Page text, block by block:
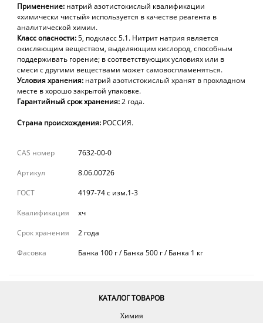
Применение: натрий азотистокислый квалификации
«химически чистый» используется в качестве реагента в
аналитической химии.
Класс опасности:5, подкласс 5.1. Нитрит натрия является
окисляющим веществом, выделяющим кислород, способным
поддерживать горение; в соответствующих условиях или в
смеси с другими веществами может самовоспламеняться.
Условия хранения: натрий азотистокислый хранят в прохладном
месте в хорошо закрытой упаковке.
Гарантийный срок хранения:2 года.
Страна происхождения: РОССИЯ.
CAS номер
7632-00-0
Артикул
8.06.00726
ГОСТ
4197-74 с изм.1-3
Квалификация
хч
Срок хранения
2 года
Фасовка
Банка 100 г / Банка 500 г / Банка 1 кг
КАТАЛОГ ТОВАРОВ
Химия